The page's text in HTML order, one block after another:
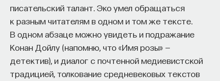
писательский талант. Эко умел обращаться
к разным читателям в одном и том же тексте.
В одном абзаце можно увидеть и подражание
Конан Дойлу (напомню, что «Имя розы» —
детектив), и диалог с почтенной медиевистской
традицией, толкование средневековых текстов
путь в инновационных индустриях:
Учёных, инженеров и исследователей
с опытом работы в научной сфере;
Специалистов с STEM-образованием,
желающих сменить сферу деятельности;